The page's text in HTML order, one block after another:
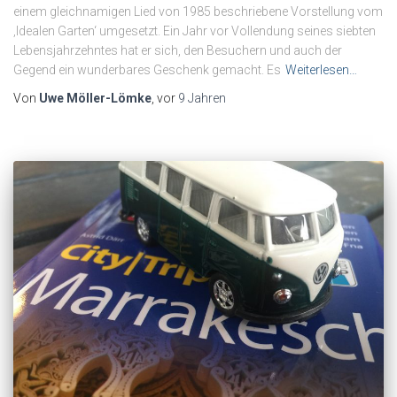
einem gleichnamigen Lied von 1985 beschriebene Vorstellung vom
‚Idealen Garten‘ umgesetzt. Ein Jahr vor Vollendung seines siebten
Lebensjahrzehntes hat er sich, den Besuchern und auch der
Gegend ein wunderbares Geschenk gemacht. Es Weiterlesen…
Von Uwe Möller-Lömke , vor 9 Jahren